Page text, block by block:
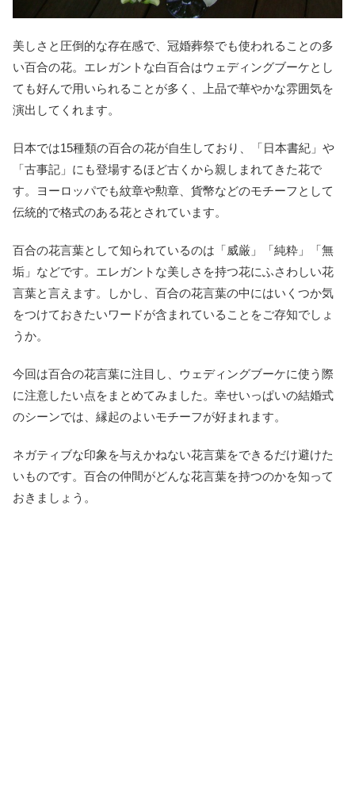
美しさと圧倒的な存在感で、冠婚葬祭でも使われることの多
い百合の花。エレガントな白百合はウェディングブーケとし
ても好んで用いられることが多く、上品で華やかな雰囲気を
演出してくれます。
日本では15種類の百合の花が自生しており、「日本書紀」や
「古事記」にも登場するほど古くから親しまれてきた花で
す。ヨーロッパでも紋章や勲章、貨幣などのモチーフとして
伝統的で格式のある花とされています。
百合の花言葉として知られているのは「威厳」「純粋」「無
垢」などです。エレガントな美しさを持つ花にふさわしい花
言葉と言えます。しかし、百合の花言葉の中にはいくつか気
をつけておきたいワードが含まれていることをご存知でしょ
うか。
今回は百合の花言葉に注目し、ウェディングブーケに使う際
に注意したい点をまとめてみました。幸せいっぱいの結婚式
のシーンでは、縁起のよいモチーフが好まれます。
ネガティブな印象を与えかねない花言葉をできるだけ避けた
いものです。百合の仲間がどんな花言葉を持つのかを知って
おきましょう。